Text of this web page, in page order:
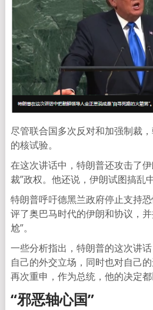
尽管联合国多次反对和加强制裁
的核试验。
在这次讲话中，特朗普还攻击了
裁”政权。他还说，伊朗试图搞乱中
特朗普呼吁德黑兰政府停止支持
评了奥巴马时代的伊朗和协议，
尬”。
一些分析指出，特朗普的这次讲
自己的外交立场，同时也对自己
再次重申，作为总统，他的决定都
“邪恶轴心国”